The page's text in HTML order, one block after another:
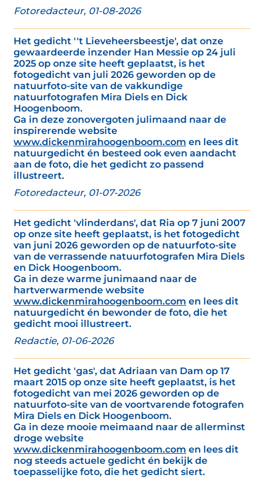
Fotoredacteur, 01-08-2026
Het gedicht ''t Lieveheersbeestje', dat onze
gewaardeerde inzender Han Messie op 24 juli
2025 op onze site heeft geplaatst, is het
fotogedicht van juli 2026 geworden op de
natuurfoto-site van de vakkundige
natuurfotografen Mira Diels en Dick
Hoogenboom.
Ga in deze zonovergoten julimaand naar de
inspirerende website
www.dickenmirahoogenboom.com en lees dit
natuurgedicht én besteed ook even aandacht
aan de foto, die het gedicht zo passend
illustreert.
Fotoredacteur, 01-07-2026
Het gedicht 'vlinderdans', dat Ria op 7 juni 2007
op onze site heeft geplaatst, is het fotogedicht
van juni 2026 geworden op de natuurfoto-site
van de verrassende natuurfotografen Mira Diels
en Dick Hoogenboom.
Ga in deze warme junimaand naar de
hartverwarmende website
www.dickenmirahoogenboom.com en lees dit
natuurgedicht én bewonder de foto, die het
gedicht mooi illustreert.
Redactie, 01-06-2026
Het gedicht 'gas', dat Adriaan van Dam op 17
maart 2015 op onze site heeft geplaatst, is het
fotogedicht van mei 2026 geworden op de
natuurfoto-site van de voortvarende fotografen
Mira Diels en Dick Hoogenboom.
Ga in deze mooie meimaand naar de allerminst
droge website
www.dickenmirahoogenboom.com en lees dit
nog steeds actuele gedicht én bekijk de
toepasselijke foto, die het gedicht siert.